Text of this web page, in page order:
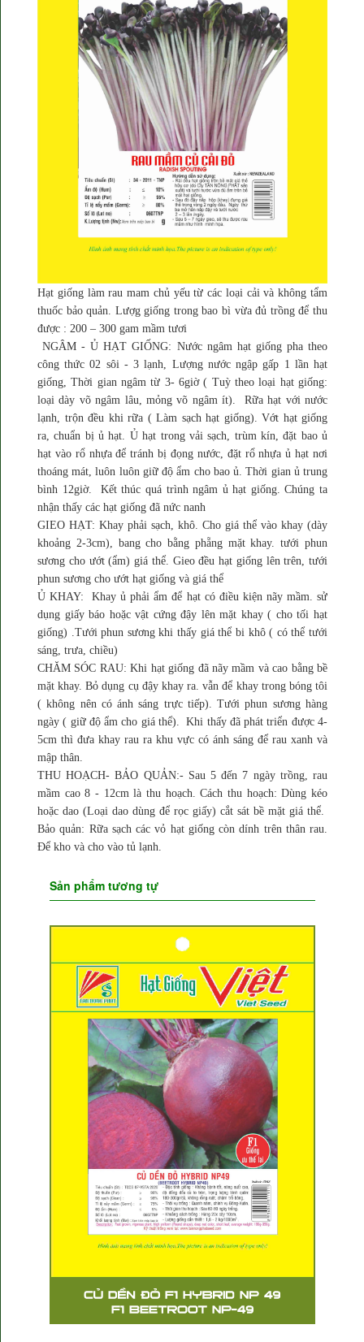
Hạt giống làm rau mam chủ yếu từ các loại cải và không tẩm
thuốc bảo quản. Lượg giống trong bao bì vừa đủ trồng để thu
được : 200 – 300 gam mầm tươi
NGÂM - Ủ HẠT GIỐNG: Nước ngâm hạt giống pha theo
công thức 02 sôi - 3 lạnh, Lượng nước ngập gấp 1 lần hạt
giống, Thời gian ngâm từ 3- 6giờ ( Tuỳ theo loại hạt giống:
loại dày võ ngâm lâu, mỏng võ ngâm ít). Rữa hạt với nước
lạnh, trộn đều khi rữa ( Làm sạch hạt giống). Vớt hạt giống
ra, chuẩn bị ủ hạt. Ủ hạt trong vải sạch, trùm kín, đặt bao ủ
hạt vào rổ nhựa để tránh bị đọng nước, đặt rổ nhựa ủ hạt nơi
thoáng mát, luôn luôn giữ độ ẩm cho bao ủ. Thời gian ủ trung
bình 12giờ. Kết thúc quá trình ngâm ủ hạt giống. Chúng ta
nhận thấy các hạt giống đã nức nanh
GIEO HẠT: Khay phải sạch, khô. Cho giá thể vào khay (dày
khoảng 2-3cm), bang cho bằng phẵng mặt khay. tưới phun
sương cho ướt (ẩm) giá thể. Gieo đều hạt giống lên trên, tưới
phun sương cho ướt hạt giống và giá thể
Ủ KHAY: Khay ủ phải ẩm để hạt có điều kiện nãy mầm. sử
dụng giấy báo hoặc vật cứng đậy lên mặt khay ( cho tối hạt
giống) .Tưới phun sương khi thấy giá thể bi khô ( có thể tưới
sáng, trưa, chiều)
CHĂM SÓC RAU: Khi hạt giống đã nãy mầm và cao bằng bề
mặt khay. Bỏ dụng cụ đậy khay ra. vẫn để khay trong bóng tôi
( không nên có ánh sáng trực tiếp). Tưới phun sương hàng
ngày ( giữ độ ẩm cho giá thể). Khi thấy đã phát triển được 4-
5cm thì đưa khay rau ra khu vực có ánh sáng để rau xanh và
mập thân.
THU HOẠCH- BẢO QUẢN:- Sau 5 đến 7 ngày trồng, rau
mầm cao 8 - 12cm là thu hoạch. Cách thu hoạch: Dùng kéo
hoặc dao (Loại dao dùng để rọc giấy) cắt sát bề mặt giá thể.
Bảo quản: Rữa sạch các vỏ hạt giống còn dính trên thân rau.
Để kho và cho vào tủ lạnh.
Sản phẩm tương tự